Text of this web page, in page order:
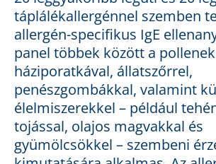
táplálékallergénnel szemben
allergén-specifikus IgE
panel többek között a
háziporatkával, állatszőrrel,
penészgombákkal, valamint
élelmiszerekkel – például
tojással, olajos magvakkal és
gyümölcsökkel – szembeni